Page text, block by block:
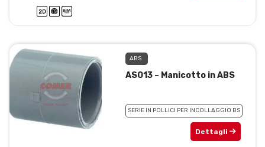
ABS
ASO13 – Manicotto in ABS
SERIE IN POLLICI PER INCOLLAGGIO BS
Dettagli